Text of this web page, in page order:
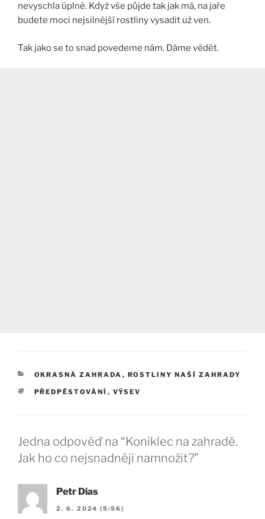
nevyschla úplně. Když vše půjde tak jak má, na jaře
budete moci nejsilnější rostliny vysadit už ven.
Tak jako se to snad povedeme nám. Dáme vědět.
RUBRIKY
OKRASNÁ ZAHRADA , ROSTLINY NAŠÍ ZAHRADY
ŠTÍTKY
PŘEDPĚSTOVÁNÍ , VÝSEV
Jedna odpověď na “Koniklec na zahradě.
Jak ho co nejsnadněji namnožit?”
Petr Dias
2. 6. 2024 (5:56)